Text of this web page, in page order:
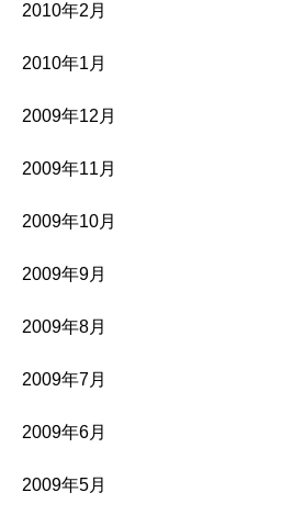
2010年2月
2010年1月
2009年12月
2009年11月
2009年10月
2009年9月
2009年8月
2009年7月
2009年6月
2009年5月